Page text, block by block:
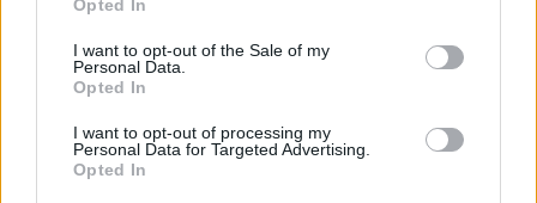
Opted In
I want to opt-out of the Sale of my
Personal Data.
Opted In
I want to opt-out of processing my
Personal Data for Targeted Advertising.
Opted In
Lietuvos diena Nelaimės